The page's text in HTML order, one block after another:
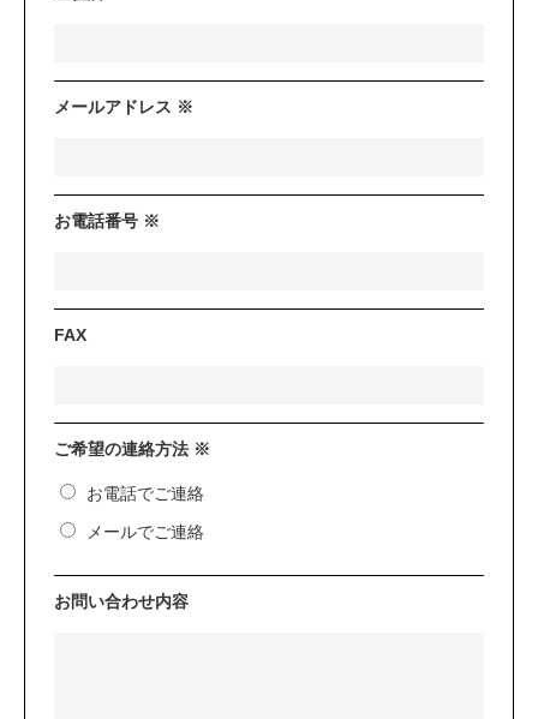
メールアドレス ※
お電話番号 ※
FAX
ご希望の連絡方法 ※
お電話でご連絡
メールでご連絡
お問い合わせ内容